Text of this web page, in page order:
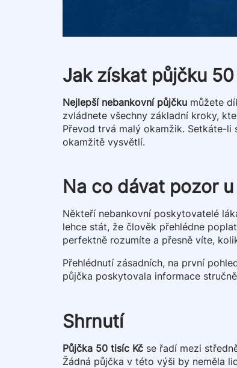
Jak získat půjčku
Nejlepší nebankovní půjčku můžete
zvládnete všechny základní kroky,
Převod trvá malý okamžik. Setkáte-li
okamžitě vysvětlí.
Na co dávat pozor
Někteří nebankovní poskytovatelé
lehce stát, že člověk přehlédne
perfektně rozumíte a přesně víte,
Přehlédnutí zásadních, na první
půjčka poskytovala informace
Shrnutí
Půjčka 50 tisíc Kč se řadí mezi
Žádná půjčka v této výši by neměla